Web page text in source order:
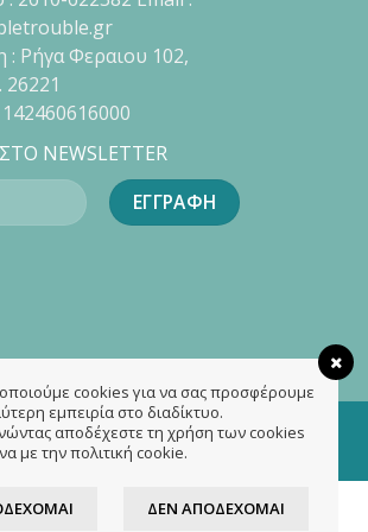
: Ρήγα Φεραιου 102,
NEWSLETTER
cookies για να σας προσφέρουμε
εμπειρία στο διαδίκτυο.
αποδέχεστε τη χρήση των cookies
με την πολιτική cookie.
ΔΕΝ ΑΠΟΔΈΧΟΜΑΙ